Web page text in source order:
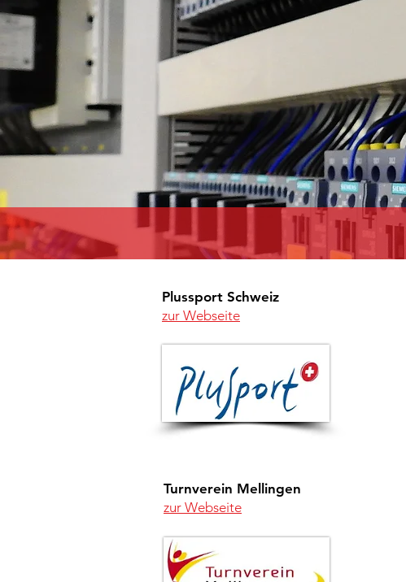
Plussport Schweiz
zur Webseite
Turnverein Mellingen
zur Webseite